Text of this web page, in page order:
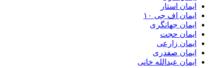
ایمان استار
ایمان اف جی ۱۰
ایمان جهانگری
ایمان حجت
ایمان زارعی
ایمان صفدری
ایمان عبدالله خانی